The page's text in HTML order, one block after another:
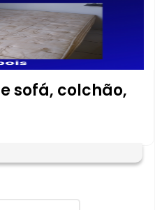
sofá, colchão,